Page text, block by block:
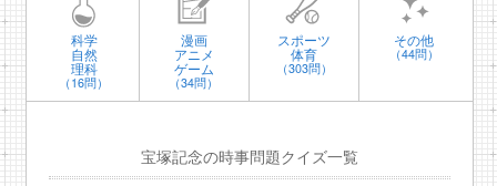
科学
自然
理科
（16問）
漫画
アニメ
ゲーム
（34問）
スポーツ
体育
（303問）
その他
（44問）
宝塚記念の時事問題クイズ一覧